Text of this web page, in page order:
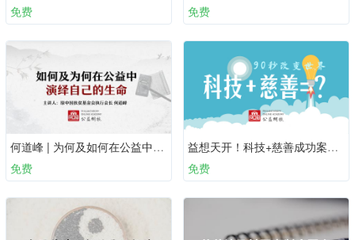
免费
免费
何道峰 | 为何及如何在公益中演绎自己的生命
免费
益想天开！科技+慈善成功案例集
免费